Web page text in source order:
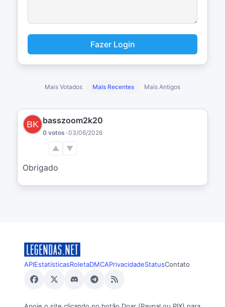
Fazer Login
Mais Votados Mais Recentes Mais Antigos
basszoom2k20
0 votos •03/06/2026
▲ ▼
Obrigado
APIEstatísticasRoletaDMCAPrivacidadeStatusContato